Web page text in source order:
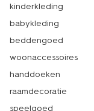
kinderkleding
babykleding
beddengoed
woonaccessoires
handdoeken
raamdecoratie
speelgoed